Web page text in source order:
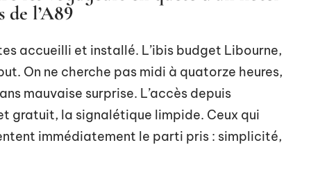
l’A89
accueilli et installé. L’ibis budget Libourne,
On ne cherche pas midi à quatorze heures,
mauvaise surprise. L’accès depuis
gratuit, la signalétique limpide. Ceux qui
immédiatement le parti pris : simplicité,